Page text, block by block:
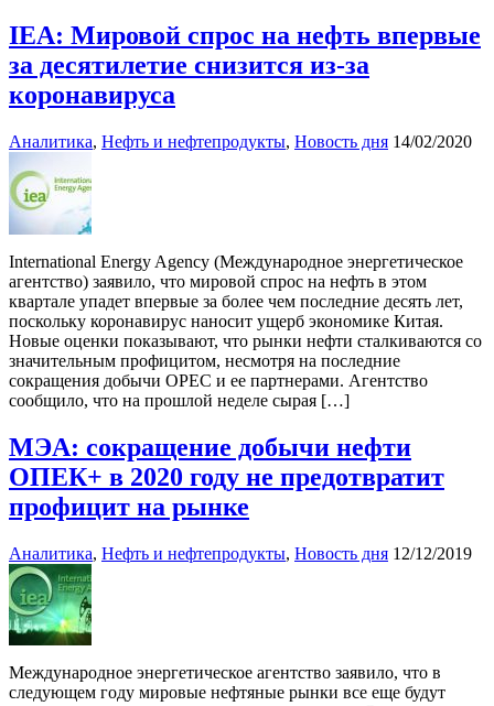
IEA: Мировой спрос на нефть впервые
за десятилетие снизится из-за
коронавируса
Аналитика, Нефть и нефтепродукты, Новость дня 14/02/2020
International Energy Agency (Международное энергетическое
агентство) заявило, что мировой спрос на нефть в этом
квартале упадет впервые за более чем последние десять лет,
поскольку коронавирус наносит ущерб экономике Китая.
Новые оценки показывают, что рынки нефти сталкиваются со
значительным профицитом, несмотря на последние
сокращения добычи OPEC и ее партнерами. Агентство
сообщило, что на прошлой неделе сырая […]
МЭА: сокращение добычи нефти
ОПЕК+ в 2020 году не предотвратит
профицит на рынке
Аналитика, Нефть и нефтепродукты, Новость дня 12/12/2019
Международное энергетическое агентство заявило, что в
следующем году мировые нефтяные рынки все еще будут